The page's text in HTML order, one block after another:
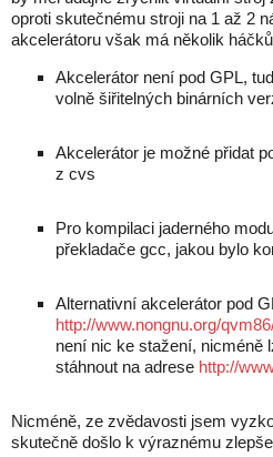
oproti skutečnému stroji na 1 až 2
akcelerátoru však má několik
Akcelerátor není pod GPL,
volně šiřitelných binárních
Akcelerátor je možné přidat
z cvs
Pro kompilaci jaderného
překladače gcc, jakou bylo
Alternativní akcelerátor pod
http://www.nongnu.org/
není nic ke stažení, nicméně
stáhnout na adrese http://
Nicméně, ze zvědavosti jsem
skutečně došlo k výraznému